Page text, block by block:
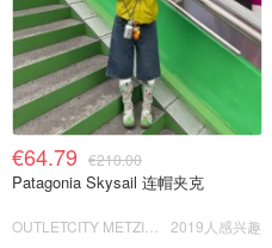
€64.79 €210.00
Patagonia Skysail 连帽夹克
2019人感兴趣